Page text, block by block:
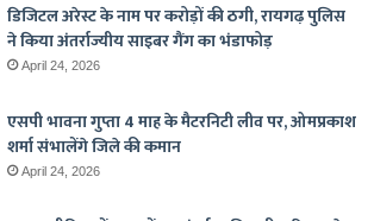
डिजिटल अरेस्ट के नाम पर करोड़ों की ठगी, रायगढ़ पुलिस
ने किया अंतर्राज्यीय साइबर गैंग का भंडाफोड़
April 24, 2026
एसपी भावना गुप्ता 4 माह के मैटरनिटी लीव पर, ओमप्रकाश
शर्मा संभालेंगे जिले की कमान
April 24, 2026